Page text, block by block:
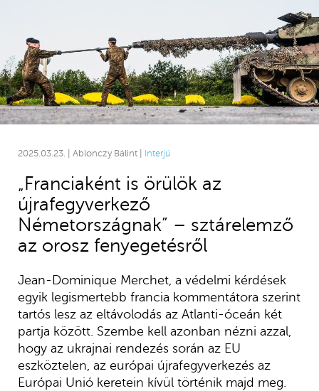
2025.03.23. | Ablonczy Bálint | Interjú
„Franciaként is örülök az
újrafegyverkező
Németországnak” – sztárelemző
az orosz fenyegetésről
Jean-Dominique Merchet, a védelmi kérdések
egyik legismertebb francia kommentátora szerint
tartós lesz az eltávolodás az Atlanti-óceán két
partja között. Szembe kell azonban nézni azzal,
hogy az ukrajnai rendezés során az EU
eszköztelen, az európai újrafegyverkezés az
Európai Unió keretein kívül történik majd meg.